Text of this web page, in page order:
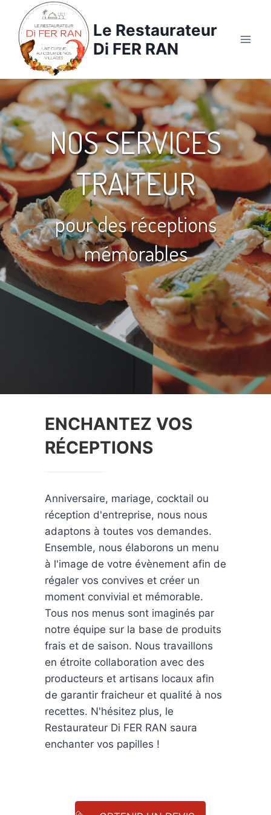
contenu
Le Restaurateur
Di FER RAN
NOS SERVICES
TRAITEUR
pour des réceptions
mémorables
ENCHANTEZ VOS
RÉCEPTIONS
Anniversaire, mariage, cocktail ou
réception d'entreprise, nous nous
adaptons à toutes vos demandes.
Ensemble, nous élaborons un menu
à l'image de votre évènement afin de
régaler vos convives et créer un
moment convivial et mémorable.
Tous nos menus sont imaginés par
notre équipe sur la base de produits
frais et de saison. Nous travaillons
en étroite collaboration avec des
producteurs et artisans locaux afin
de garantir fraicheur et qualité à nos
recettes. N'hésitez plus, le
Restaurateur Di FER RAN saura
enchanter vos papilles !